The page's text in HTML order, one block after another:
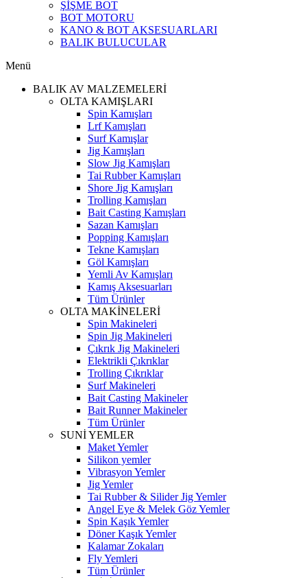
ŞİŞME BOT
BOT MOTORU
KANO & BOT AKSESUARLARI
BALIK BULUCULAR
Menü
BALIK AV MALZEMELERİ
OLTA KAMIŞLARI
Spin Kamışları
Lrf Kamışları
Surf Kamışlar
Jig Kamışları
Slow Jig Kamışları
Tai Rubber Kamışları
Shore Jig Kamışları
Trolling Kamışları
Bait Casting Kamışları
Sazan Kamışları
Popping Kamışları
Tekne Kamışları
Göl Kamışları
Yemli Av Kamışları
Kamış Aksesuarları
Tüm Ürünler
OLTA MAKİNELERİ
Spin Makineleri
Spin Jig Makineleri
Çıkrık Jig Makineleri
Elektrikli Çıkrıklar
Trolling Çıkrıklar
Surf Makineleri
Bait Casting Makineler
Bait Runner Makineler
Tüm Ürünler
SUNİ YEMLER
Maket Yemler
Silikon yemler
Vibrasyon Yemler
Jig Yemler
Tai Rubber & Silider Jig Yemler
Angel Eye & Melek Göz Yemler
Spin Kaşık Yemler
Döner Kaşık Yemler
Kalamar Zokaları
Fly Yemleri
Tüm Ürünler